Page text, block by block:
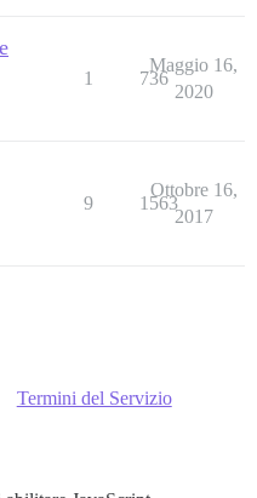
1 736
Maggio 16,
2020
9 1563
Ottobre 16,
2017
Termini del Servizio